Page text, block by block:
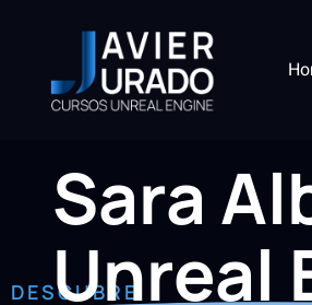
DESCUBRE
Sara
Unreal